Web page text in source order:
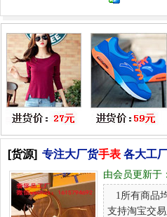
[货源] 专注大厂货手表 各大工
由会员更新于：
1所有商品
支持淘宝交